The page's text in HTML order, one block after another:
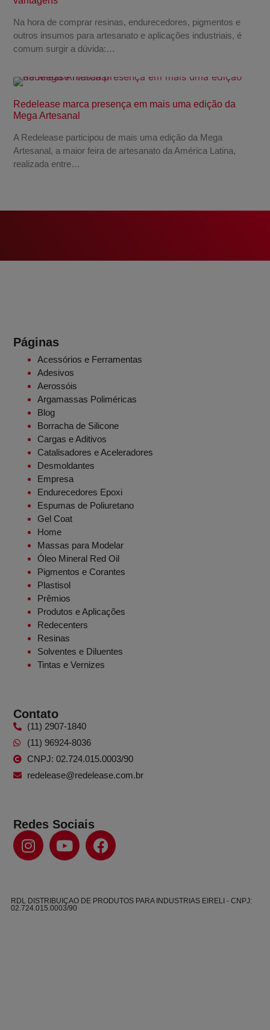
Na hora de comprar resinas, endurecedores, pigmentos e
outros insumos para artesanato e aplicações industriais, é
comum surgir a dúvida:…
Redelease marca presença em mais uma edição da
Mega Artesanal
A Redelease participou de mais uma edição da Mega
Artesanal, a maior feira de artesanato da América Latina,
realizada entre…
Páginas
Acessórios e Ferramentas
Adesivos
Aerossóis
Argamassas Poliméricas
Blog
Borracha de Silicone
Cargas e Aditivos
Catalisadores e Aceleradores
Desmoldantes
Empresa
Endurecedores Epoxi
Espumas de Poliuretano
Gel Coat
Home
Massas para Modelar
Óleo Mineral Red Oil
Pigmentos e Corantes
Plastisol
Prêmios
Produtos e Aplicações
Redecenters
Resinas
Solventes e Diluentes
Tintas e Vernizes
Contato
(11) 2907-1840
(11) 96924-8036
CNPJ: 02.724.015.0003/90
redelease@redelease.com.br
Redes Sociais
RDL DISTRIBUIÇAO DE PRODUTOS PARA INDUSTRIAS EIRELI - CNPJ:
02.724.015.0003/90